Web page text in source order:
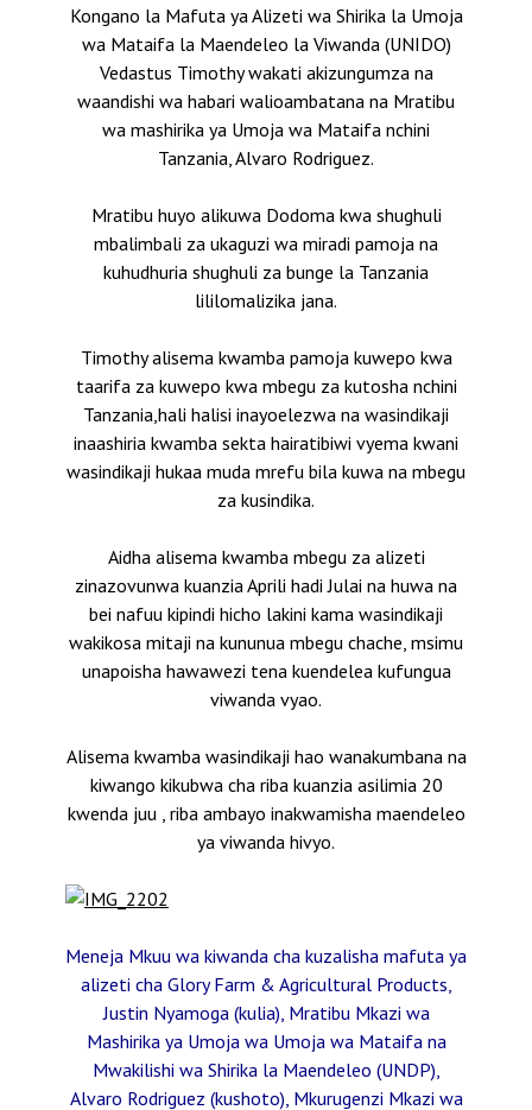
Kongano la Mafuta ya Alizeti wa Shirika la Umoja
wa Mataifa la Maendeleo la Viwanda (UNIDO)
Vedastus Timothy wakati akizungumza na
waandishi wa habari walioambatana na Mratibu
wa mashirika ya Umoja wa Mataifa nchini
Tanzania, Alvaro Rodriguez.
Mratibu huyo alikuwa Dodoma kwa shughuli
mbalimbali za ukaguzi wa miradi pamoja na
kuhudhuria shughuli za bunge la Tanzania
lililomalizika jana.
Timothy alisema kwamba pamoja kuwepo kwa
taarifa za kuwepo kwa mbegu za kutosha nchini
Tanzania,hali halisi inayoelezwa na wasindikaji
inaashiria kwamba sekta hairatibiwi vyema kwani
wasindikaji hukaa muda mrefu bila kuwa na mbegu
za kusindika.
Aidha alisema kwamba mbegu za alizeti
zinazovunwa kuanzia Aprili hadi Julai na huwa na
bei nafuu kipindi hicho lakini kama wasindikaji
wakikosa mitaji na kununua mbegu chache, msimu
unapoisha hawawezi tena kuendelea kufungua
viwanda vyao.
Alisema kwamba wasindikaji hao wanakumbana na
kiwango kikubwa cha riba kuanzia asilimia 20
kwenda juu , riba ambayo inakwamisha maendeleo
ya viwanda hivyo.
Meneja Mkuu wa kiwanda cha kuzalisha mafuta ya
alizeti cha Glory Farm & Agricultural Products,
Justin Nyamoga (kulia), Mratibu Mkazi wa
Mashirika ya Umoja wa Umoja wa Mataifa na
Mwakilishi wa Shirika la Maendeleo (UNDP),
Alvaro Rodriguez (kushoto), Mkurugenzi Mkazi wa